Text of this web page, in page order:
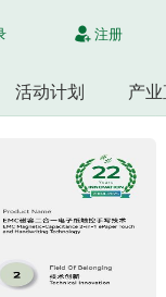
注册
活动计划 产